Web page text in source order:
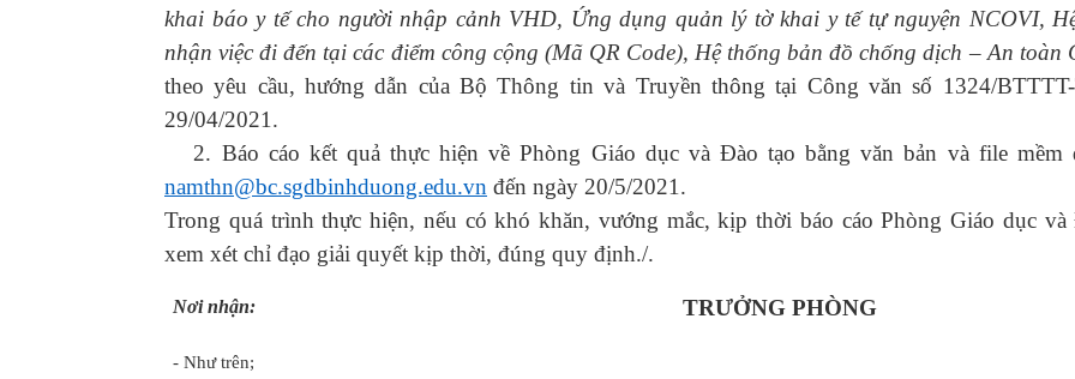
khai báo y tế cho người nhập cảnh VHD, Ứng dụng quản lý tờ khai y tế tự nguyện NCOVI,
nhận việc đi đến tại các điểm công cộng (Mã QR Code), Hệ thống bản đồ chống dịch – An toàn
theo yêu cầu, hướng dẫn của Bộ Thông tin và Truyền thông tại Công văn số 1324/
29/04/2021.
2. Báo cáo kết quả thực hiện về Phòng Giáo dục và Đào tạo bằng văn bản và file mềm
namthn@bc.sgdbinhduong.edu.vn đến ngày 20/5/2021.
Trong quá trình thực hiện, nếu có khó khăn, vướng mắc, kịp thời báo cáo Phòng Giáo dục và
xem xét chỉ đạo giải quyết kịp thời, đúng quy định./.
Nơi nhận:
- Như trên;
TRƯỞNG PHÒNG